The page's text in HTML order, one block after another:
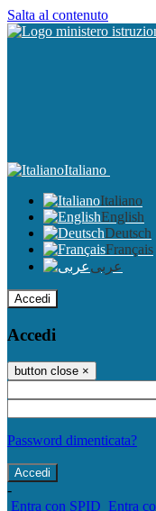
Salta al contenuto
Italiano
Italiano
English
Deutsch
Français
عربى
Accedi
Accedi
button close ×
Password dimenticata?
-
Entra con SPID Entra